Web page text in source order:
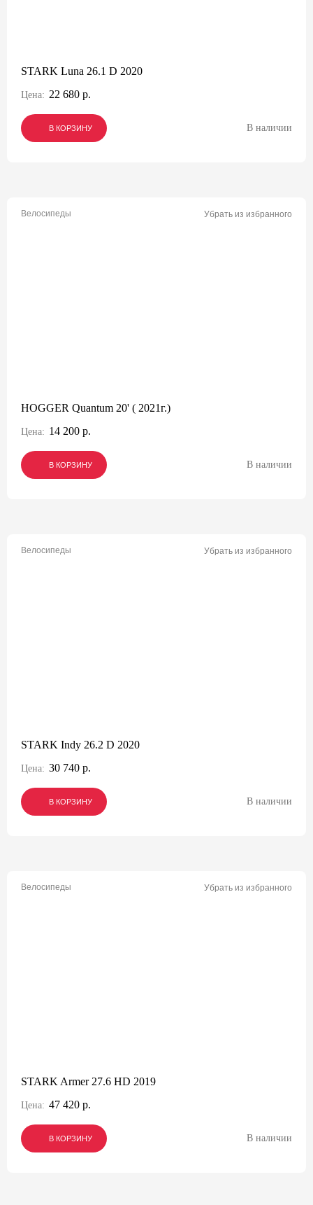
STARK Luna 26.1 D 2020
Цена: 22 680 р.
В КОРЗИНУ
В КОРЗИНУ
В КОРЗИНУ В наличии
Велосипеды Убрать из избранного
HOGGER Quantum 20' ( 2021г.)
Цена: 14 200 р.
В КОРЗИНУ
В КОРЗИНУ
В КОРЗИНУ В наличии
Велосипеды Убрать из избранного
STARK Indy 26.2 D 2020
Цена: 30 740 р.
В КОРЗИНУ
В КОРЗИНУ
В КОРЗИНУ В наличии
Велосипеды Убрать из избранного
STARK Armer 27.6 HD 2019
Цена: 47 420 р.
В КОРЗИНУ
В КОРЗИНУ
В КОРЗИНУ В наличии